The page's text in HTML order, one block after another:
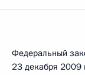
Федеральный
23 декабря 2009